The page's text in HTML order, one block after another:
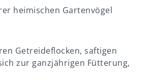
heimischen Gartenvögel
Getreideflocken, saftigen
zur ganzjährigen Fütterung,